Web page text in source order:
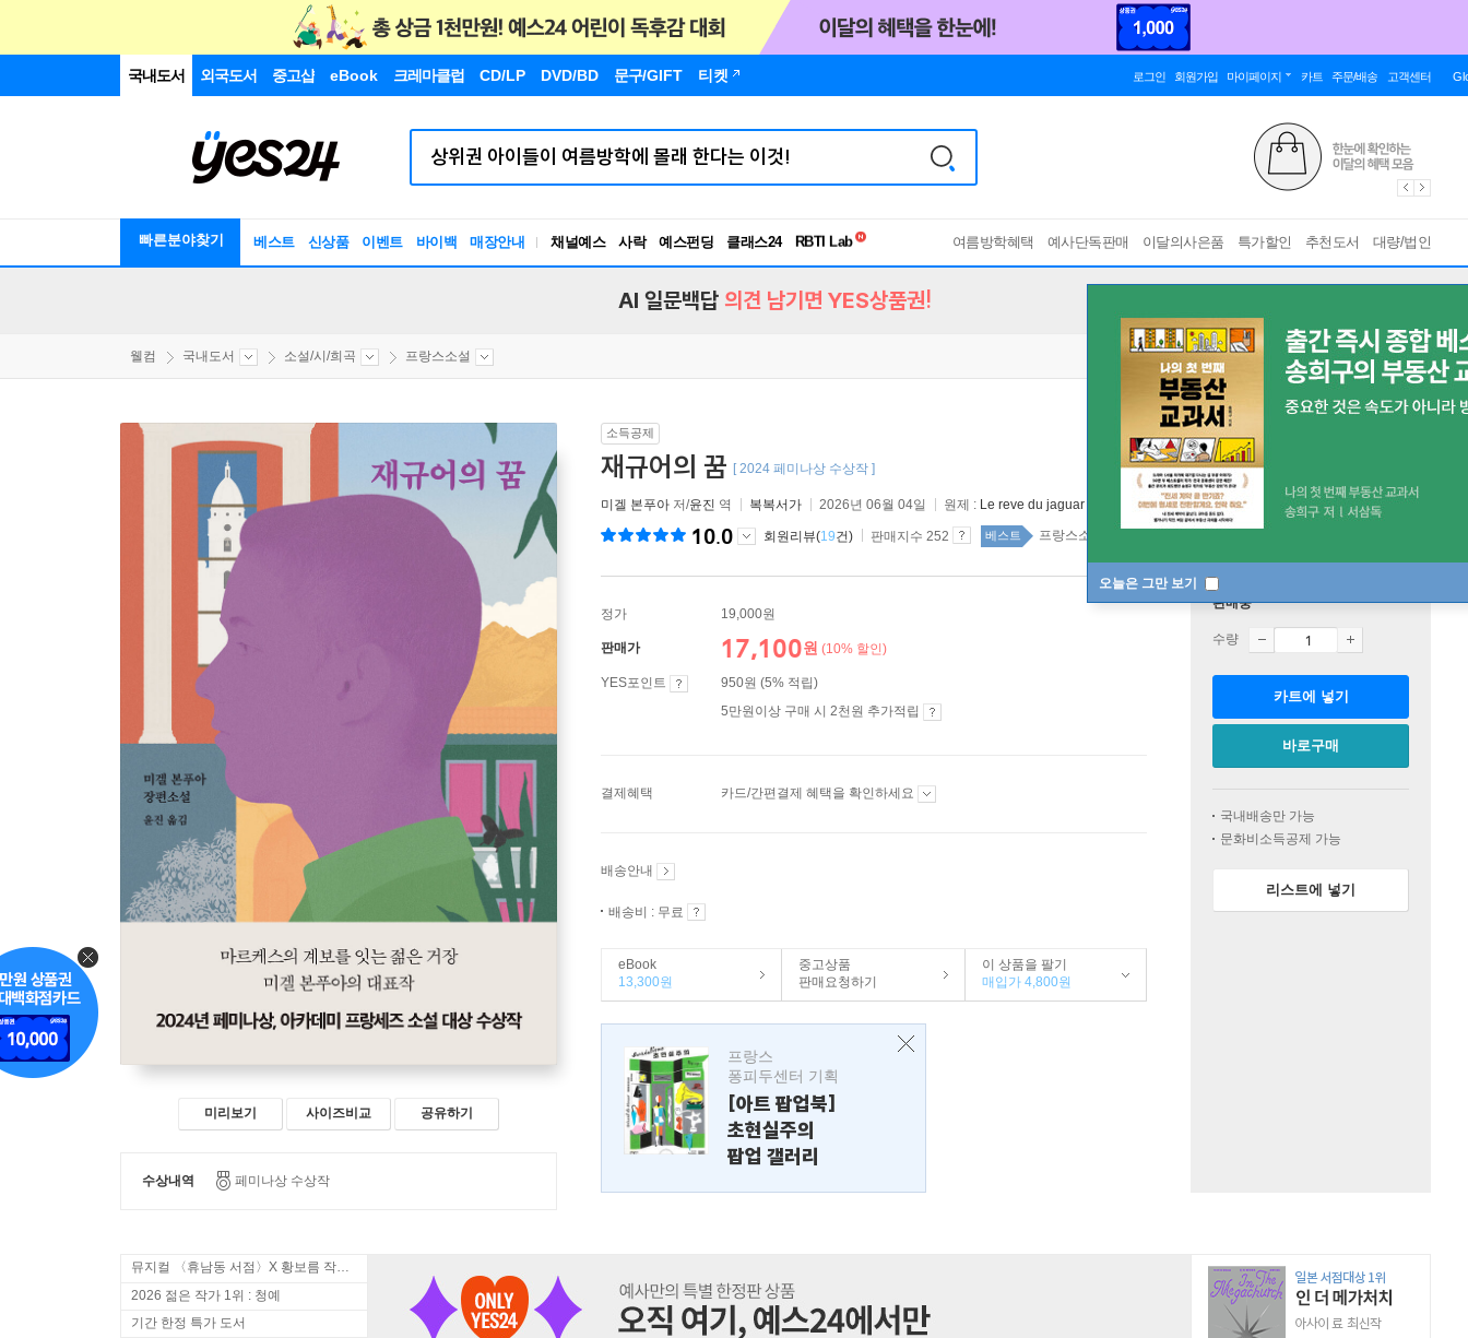
국내도서 외국도서 중고샵 eBook 크레마클럽 CD/LP DVD/BD 문구/GIFT 티켓 로그인 회원가입 마이페이지 카트 주문/배송 고객센터
빠른분야찾기 베스트 신상품 이벤트 바이백 매장안내 채널예스 사락 예스펀딩 클래스24
독서유형검사
여름방학혜택 예사단독판매 이달의사은품 특가할인 추천도서 대량/법인
오늘은 그만 보기
AI 일문백답 의견 남기면 YES상품권!
웰컴 국내도서 소설/시/희곡 프랑스소설
미리보기 사이즈비교 공유하기
수상내역 페미나상 수상작
소득공제
재규어의 꿈 [ 2024 페미나상 수상작 ]
미겔 본푸아 저/윤진 역 복복서가 2026년 06월 04일 원제 : Le reve du jaguar
10.0 회원리뷰(19건) 판매지수 252 베스트 프랑스소설 top100 2주
정가 19,000원
판매가 17,100원 (10% 할인)
YES포인트
950원 (5% 적립)
5만원이상 구매 시 2천원 추가적립
결제혜택 카드/간편결제 혜택을 확인하세요
배송안내
배송비 : 무료
eBook
13,300원
중고상품
판매요청하기
이 상품을 팔기
매입가 4,800원
프랑스
퐁피두센터 기획
[아트 팝업북]
초현실주의
팝업 갤러리
판매중
수량
카트에 넣기
바로구매
국내배송만 가능
문화비소득공제 가능
리스트에 넣기
2026 젊은 작가 1위 : 청예
기간 한정 특가 도서